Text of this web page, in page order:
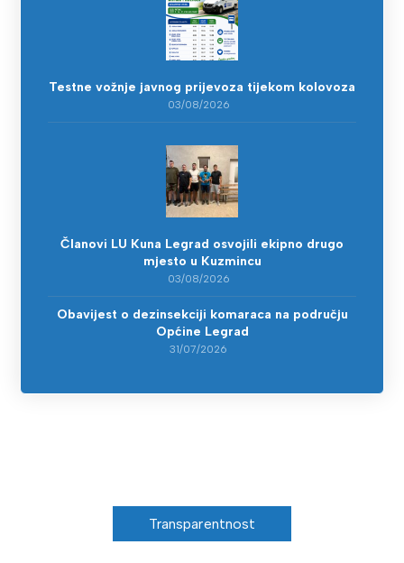
Testne vožnje javnog prijevoza tijekom kolovoza
03/08/2026
Članovi LU Kuna Legrad osvojili ekipno drugo
mjesto u Kuzmincu
03/08/2026
Obavijest o dezinsekciji komaraca na području
Općine Legrad
31/07/2026
Transparentnost